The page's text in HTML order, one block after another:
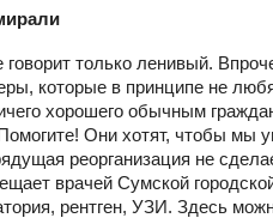
только ленивый.
которые в принципе не
хорошего обычным
Они хотят, чтобы мы
реорганизация не
врачей Сумской
рентген, УЗИ. Здесь